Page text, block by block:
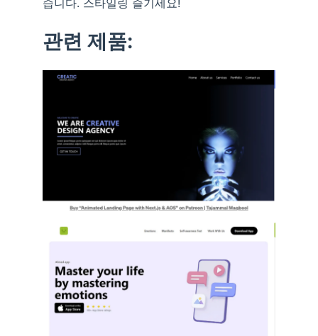
습니다. 스타일링 즐기세요!
관련 제품: